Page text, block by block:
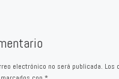
electrónico no será publicada. Los